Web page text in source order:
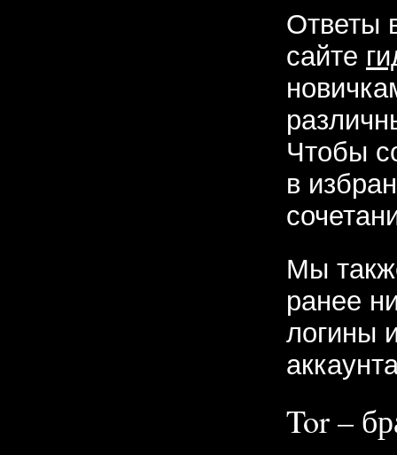
Ответы
сайте
Чтобы
в
Мы
ранее
логины
Tor –